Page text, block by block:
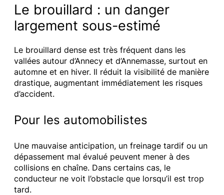
Le brouillard : un danger
largement sous-estimé
Le brouillard dense est très fréquent dans les
vallées autour d’Annecy et d’Annemasse, surtout en
automne et en hiver. Il réduit la visibilité de manière
drastique, augmentant immédiatement les risques
d’accident.
Pour les automobilistes
Une mauvaise anticipation, un freinage tardif ou un
dépassement mal évalué peuvent mener à des
collisions en chaîne. Dans certains cas, le
conducteur ne voit l’obstacle que lorsqu’il est trop
tard.